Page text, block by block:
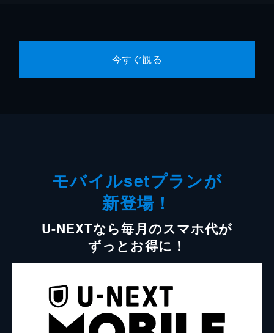
今すぐ観る
モバイルsetプランが
新登場！
U-NEXTなら毎月のスマホ代が
ずっとお得に！